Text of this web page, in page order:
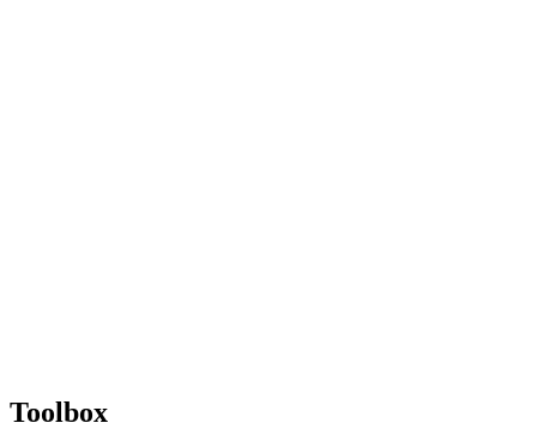
Toolbox